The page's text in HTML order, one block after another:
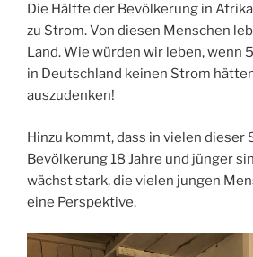
Die Hälfte der Bevölkerung in
zu Strom. Von diesen Menschen
Land. Wie würden wir leben, wenn
in Deutschland keinen Strom
auszudenken!
Hinzu kommt, dass in vielen dieser
Bevölkerung 18 Jahre und jünger
wächst stark, die vielen jungen
eine Perspektive.